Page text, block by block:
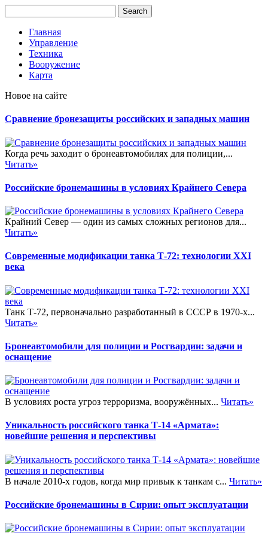
Главная
Управление
Техника
Вооружение
Карта
Новое на сайте
Сравнение бронезащиты российских и западных машин
Когда речь заходит о бронеавтомобилях для полиции,...
Читать»
Российские бронемашины в условиях Крайнего Севера
Крайний Север — один из самых сложных регионов для...
Читать»
Современные модификации танка Т-72: технологии XXI
века
Танк Т-72, первоначально разработанный в СССР в 1970-х...
Читать»
Бронеавтомобили для полиции и Росгвардии: задачи и
оснащение
В условиях роста угроз терроризма, вооружённых... Читать»
Уникальность российского танка Т-14 «Армата»:
новейшие решения и перспективы
В начале 2010-х годов, когда мир привык к танкам с... Читать»
Российские бронемашины в Сирии: опыт эксплуатации